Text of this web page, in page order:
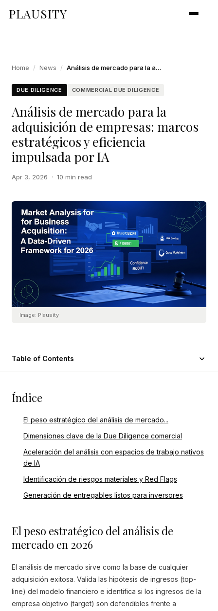
PLAUSITY
Home / News / Análisis de mercado para la adquisición de empresas: marcos estratégicos y eficiencia impulsada por IA
DUE DILIGENCE COMMERCIAL DUE DILIGENCE
Análisis de mercado para la
adquisición de empresas: marcos
estratégicos y eficiencia
impulsada por IA
Apr 3, 2026 · 10 min read
Image: Plausity
Table of Contents
Índice
El peso estratégico del análisis de mercado...
Dimensiones clave de la Due Diligence comercial
Aceleración del análisis con espacios de trabajo nativos
de IA
Identificación de riesgos materiales y Red Flags
Generación de entregables listos para inversores
El peso estratégico del análisis de
mercado en 2026
El análisis de mercado sirve como la base de cualquier
adquisición exitosa. Valida las hipótesis de ingresos (top-
line) del modelo financiero e identifica si los ingresos de la
empresa objetivo (target) son defendibles frente a